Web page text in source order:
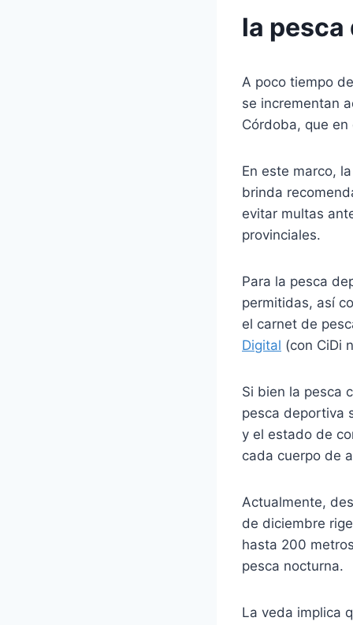
la
A poco tiempo
se incrementan
Córdoba, que
En este marco,
brinda
evitar multas
provinciales.
Para la pesca
permitidas, así
el carnet de
Digital (con CiDi
Si bien la pesca
pesca deportiva
y el estado de
cada cuerpo de
Actualmente,
de diciembre
hasta 200
pesca nocturna.
La veda implica